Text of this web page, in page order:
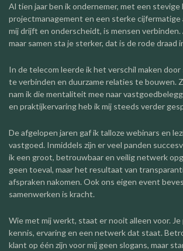
Al tien jaar ben ik ondernemer, met een stevige
projectmanagement en een sterke
mij drijft en onderscheidt, is mensen verbinden.
maar samen sta je sterker, dat is de rode draad
In de telecom leerde ik het verschil maken
te verbinden en duurzame relaties te bouwen.
nam ik die mentaliteit mee naar
en praktijkervaring heb ik mij steeds verder
De afgelopen jaren gaf ik talloze webinars en
vastgoed. Inmiddels zijn er veel panden
ik een groot, betrouwbaar en veilig netwerk
geen toeval, maar het resultaat van
afspraken nakomen. Ook ons eigen event
samenwerken is kracht.
Wie met mij werkt, staat er nooit alleen voor.
kennis, ervaring en een netwerk dat staat.
klant op één zijn voor mij geen slogans, maar